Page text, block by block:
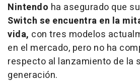
Nintendo ha asegurado que
Switch se encuentra en la
vida, con tres modelos
en el mercado, pero no ha
respecto al lanzamiento de la
generación.